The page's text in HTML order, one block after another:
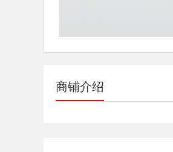
商铺介绍